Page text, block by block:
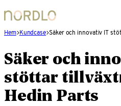
Hem Kundcase Säker och innovativ IT
Säker och
stöttar
Hedin Parts